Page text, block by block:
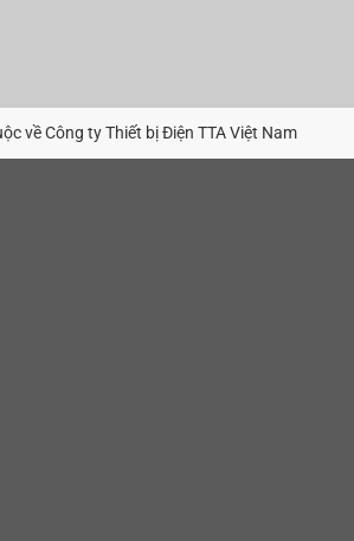
về Công ty Thiết bị Điện TTA Việt Nam